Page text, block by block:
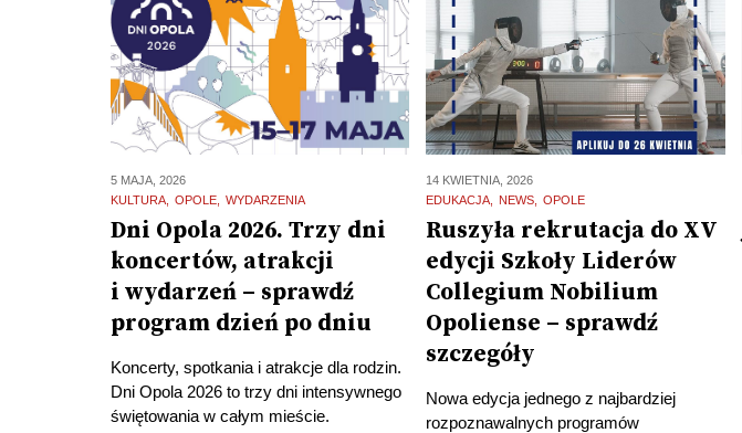
5 MAJA, 2026
KULTURA
OPOLE WYDARZENIA
Dni Opola 2026. Trzy dni
koncertów, atrakcji
i wydarzeń – sprawdź
program dzień po dniu
Koncerty, spotkania i atrakcje dla rodzin.
Dni Opola 2026 to trzy dni intensywnego
świętowania w całym mieście.
14 KWIETNIA, 2026
EDUKACJA
NEWS OPOLE
Ruszyła rekrutacja do XV
edycji Szkoły Liderów
Collegium Nobilium
Opoliense – sprawdź
szczegóły
Nowa edycja jednego z najbardziej
rozpoznawalnych programów